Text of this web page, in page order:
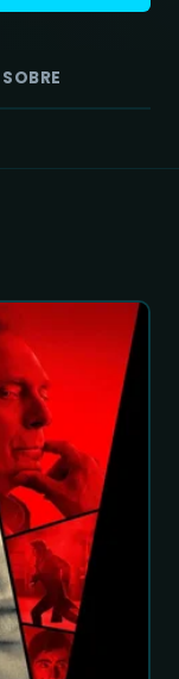
SOBRE